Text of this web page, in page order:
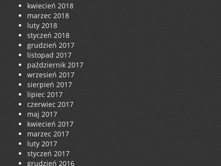
kwiecień 2018
marzec 2018
luty 2018
styczeń 2018
grudzień 2017
listopad 2017
październik 2017
wrzesień 2017
sierpień 2017
lipiec 2017
czerwiec 2017
maj 2017
kwiecień 2017
marzec 2017
luty 2017
styczeń 2017
grudzień 2016